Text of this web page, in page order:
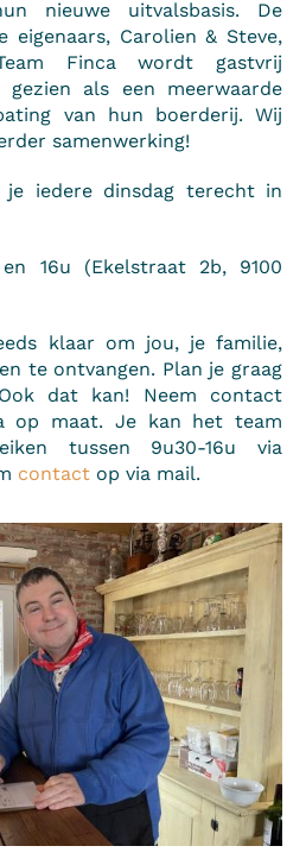
nieuwe uitvalsbasis. De
eigenaars, Carolien & Steve,
Finca wordt gastvrij
als een meerwaarde
van hun boerderij. Wij
samenwerking!
je iedere dinsdag terecht in
16u (Ekelstraat 2b, 9100
klaar om jou, je familie,
te ontvangen. Plan je graag
dat kan! Neem contact
op maat. Je kan het team
tussen 9u30-16u via
contact op via mail.